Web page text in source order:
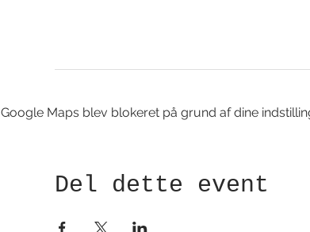
Google Maps blev blokeret på grund af dine
Del dette event